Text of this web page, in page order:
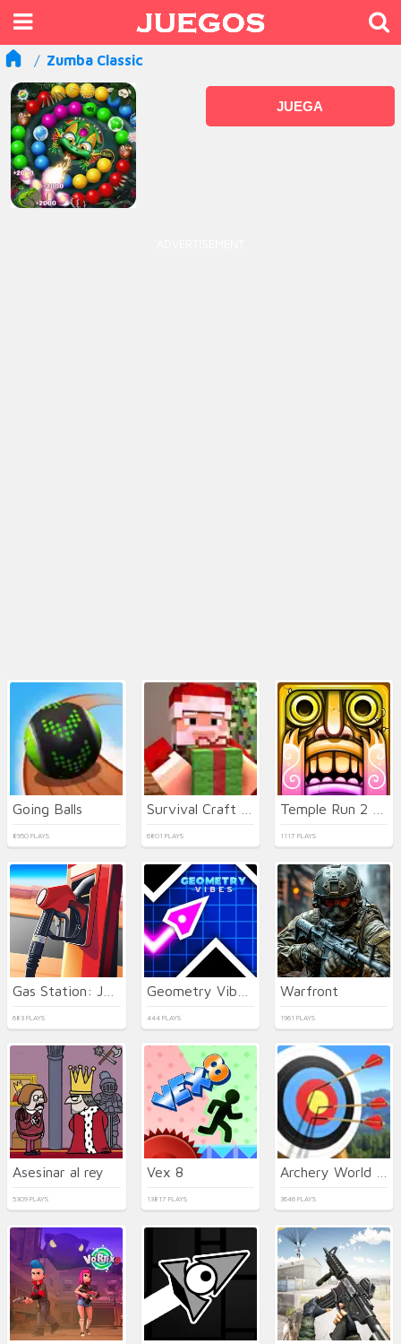
Zumba Classic
JUEGA
Going Balls
8950 PLAYS 6801 PLAYS 1117 PLAYS
683 PLAYS 444 PLAYS
Warfront
1961 PLAYS
Asesinar al rey
5309 PLAYS
Vex 8
13817 PLAYS 3646 PLAYS